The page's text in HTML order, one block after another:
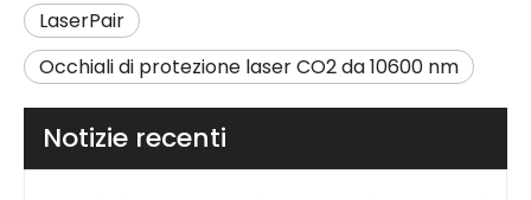
LaserPair
Occhiali di protezione laser CO2 da 10600 nm
Notizie recenti